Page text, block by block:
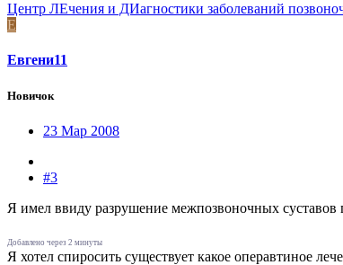
Центр ЛЕчения и ДИагностики заболеваний
Е
Евгени11
Новичок
23 Мар 2008
#3
Я имел ввиду разрушение межпозвоночных суставов
Добавлено через 2 минуты
Я хотел спиросить существует какое операвтиное